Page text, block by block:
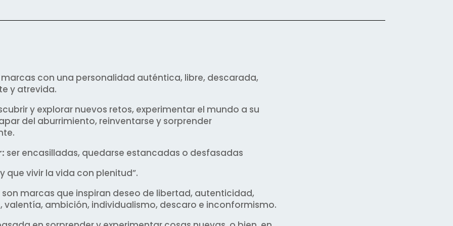
con una personalidad auténtica, libre, descarada,
y atrevida.
y explorar nuevos retos, experimentar el mundo a su
del aburrimiento, reinventarse y sorprender
ser encasilladas, quedarse estancadas o desfasadas
que vivir la vida con plenitud”.
son marcas que inspiran deseo de libertad, autenticidad,
valentía, ambición, individualismo, descaro e inconformismo.